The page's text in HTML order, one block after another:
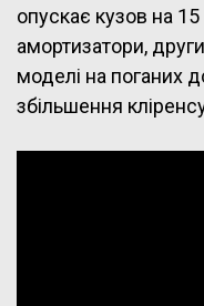
опускає кузов на
амортизатори,
моделі на поганих
збільшення